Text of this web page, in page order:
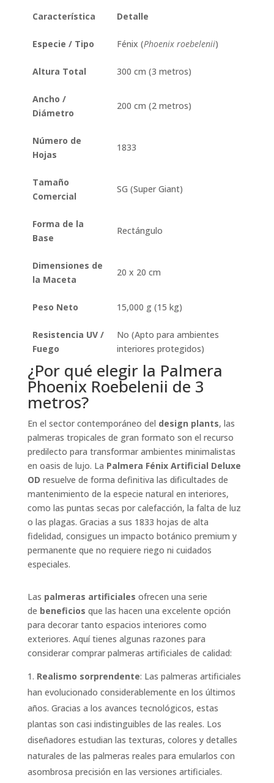
Característica Detalle
Especie / Tipo Fénix (Phoenix roebelenii)
Altura Total 300 cm (3 metros)
Ancho /
Diámetro
200 cm (2 metros)
Número de
Hojas
1833
Tamaño
Comercial
SG (Super Giant)
Forma de la
Base
Rectángulo
Dimensiones de
la Maceta
20 x 20 cm
Peso Neto 15,000 g (15 kg)
Resistencia UV /
Fuego
No (Apto para ambientes
interiores protegidos)
¿Por qué elegir la Palmera
Phoenix Roebelenii de 3
metros?
En el sector contemporáneo del design plants, las
palmeras tropicales de gran formato son el recurso
predilecto para transformar ambientes minimalistas
en oasis de lujo. La Palmera Fénix Artificial Deluxe
OD resuelve de forma definitiva las dificultades de
mantenimiento de la especie natural en interiores,
como las puntas secas por calefacción, la falta de luz
o las plagas. Gracias a sus 1833 hojas de alta
fidelidad, consigues un impacto botánico premium y
permanente que no requiere riego ni cuidados
especiales.
Las palmeras artificiales ofrecen una serie
de beneficios que las hacen una excelente opción
para decorar tanto espacios interiores como
exteriores. Aquí tienes algunas razones para
considerar comprar palmeras artificiales de calidad:
Realismo sorprendente: Las palmeras artificiales
han evolucionado considerablemente en los últimos
años. Gracias a los avances tecnológicos, estas
plantas son casi indistinguibles de las reales. Los
diseñadores estudian las texturas, colores y detalles
naturales de las palmeras reales para emularlos con
asombrosa precisión en las versiones artificiales.